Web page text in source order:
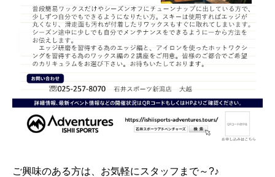
ご興味のある方は、お気軽にスタッフまで～?♪